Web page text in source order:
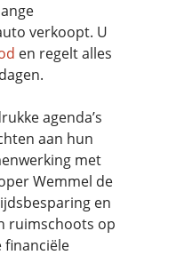
verkoopt. U
en regelt alles
agenda’s
aan hun
met
Wemmel de
en
ruimschoots op
financiële